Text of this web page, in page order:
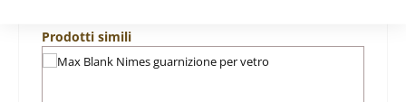
Salta la galleria dei prodotti
Prodotti simili